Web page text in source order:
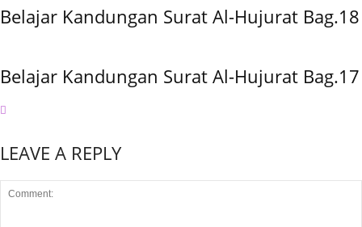
Belajar Kandungan Surat Al-Hujurat Bag.18
Belajar Kandungan Surat Al-Hujurat Bag.17
LEAVE A REPLY